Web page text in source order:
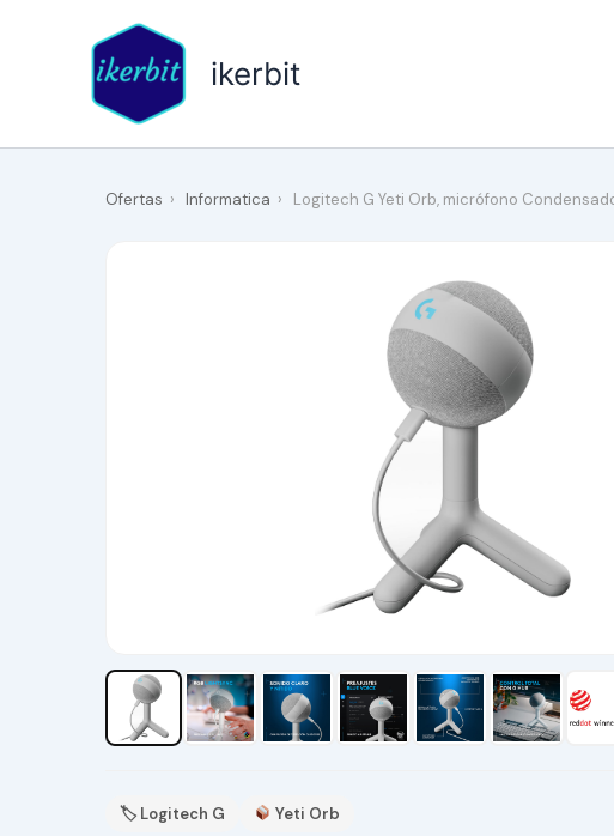
ikerbit
Ofertas › Informatica › Logitech G Yeti Orb, micrófono
🏷 Logitech G Yeti Orb